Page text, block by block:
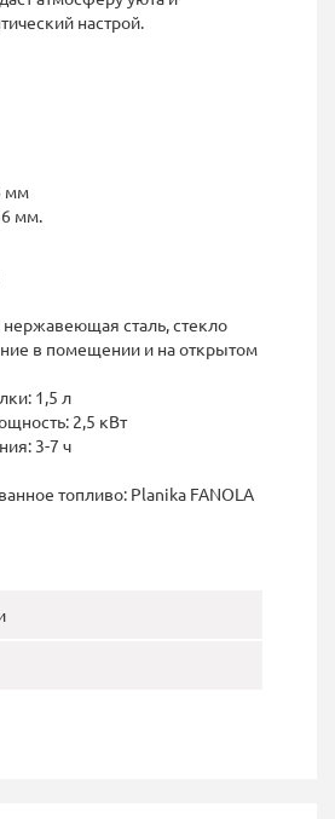
настрой.
мм
мм.
сталь, стекло
в помещении и на открытом
1,5 л
2,5 кВт
3-7 ч
топливо: Planika FANOLA